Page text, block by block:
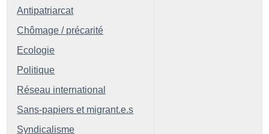
Antipatriarcat
Chômage / précarité
Ecologie
Politique
Réseau international
Sans-papiers et migrant.e.s
Syndicalisme